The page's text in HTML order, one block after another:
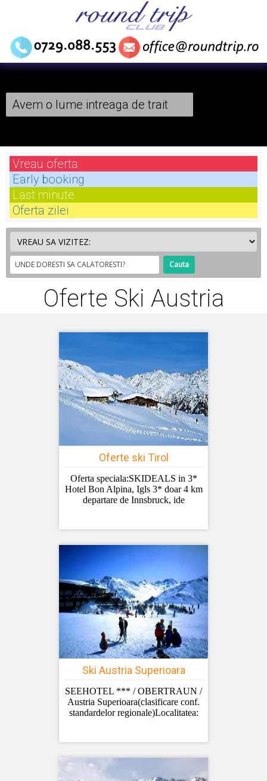
Avem o lume intreaga de trait
Vreau oferta
Early booking
Last minute
Oferta zilei
Oferte Ski Austria
Oferte ski Tirol
Oferta speciala:SKIDEALS in 3*
Hotel Bon Alpina, Igls 3* doar 4 km
departare de Innsbruck, ide
Ski Austria Superioara
SEEHOTEL *** / OBERTRAUN /
Austria Superioara(clasificare conf.
standardelor regionale)Localitatea: